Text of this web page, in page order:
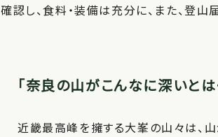
確認し、食料・装備は充分に、また、登
「奈良の山がこんなに深いと
近畿最高峰を擁する大峯の山々は、